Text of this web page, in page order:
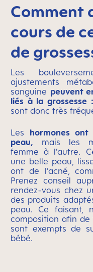
Comment
cours de
de
Les
ajustements
sanguine peuvent
liés à la grossesse
sont donc très
Les hormones
peau, mais les
femme à l’autre.
une belle peau,
ont de l’acné,
Prenez conseil
rendez-vous chez
des produits
peau. Ce faisant,
composition afin de
sont exempts de
bébé.